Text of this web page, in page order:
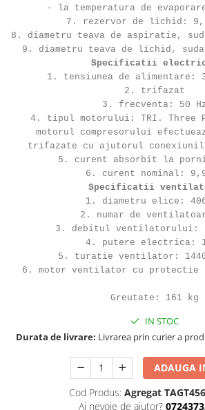
- la temperatura de evaporare:
7. rezervor de lichid:
8. diametru teava de aspiratie,
9. diametru teava de lichid,
Specificatii
1. tensiunea de alimentare:
2. trifazat
3. frecventa: 50
4. tipul motorului: TRI. Three
motorul compresorului
trifazate cu ajutorul
5. curent absorbit la
6. curent nominal:
Specificatii
1. diametru elice: 406
2. numar de
3. debitul ventilatorului:
4. putere electrica:
5. turatie ventilator:
6. motor ventilator cu protectie
Greutate: 161 kg
IN STOC
Durata de livrare: Livrarea prin curier a
ADAUGA
Cod Produs: Agregat
Ai nevoie de ajutor?